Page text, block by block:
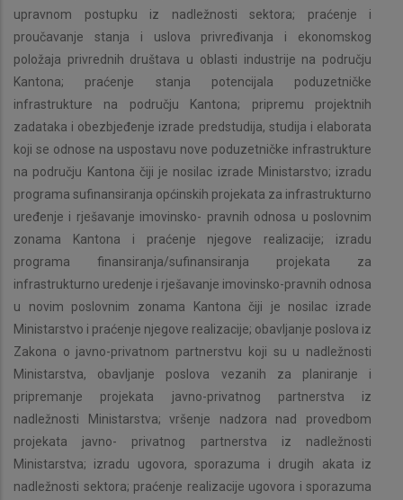
upravnom postupku iz nadležnosti sektora; praćenje i
proučavanje stanja i uslova privređivanja i ekonomskog
položaja privrednih društava u oblasti industrije na području
Kantona; praćenje stanja potencijala poduzetničke
infrastrukture na području Kantona; pripremu projektnih
zadataka i obezbjeđenje izrade predstudija, studija i elaborata
koji se odnose na uspostavu nove poduzetničke infrastrukture
na području Kantona čiji je nosilac izrade Ministarstvo; izradu
programa sufinansiranja općinskih projekata za infrastrukturno
uređenje i rješavanje imovinsko- pravnih odnosa u poslovnim
zonama Kantona i praćenje njegove realizacije; izradu
programa finansiranja/sufinansiranja projekata za
infrastrukturno uredenje i rješavanje imovinsko-pravnih odnosa
u novim poslovnim zonama Kantona čiji je nosilac izrade
Ministarstvo i praćenje njegove realizacije; obavljanje poslova iz
Zakona o javno-privatnom partnerstvu koji su u nadležnosti
Ministarstva, obavljanje poslova vezanih za planiranje i
pripremanje projekata javno-privatnog partnerstva iz
nadležnosti Ministarstva; vršenje nadzora nad provedbom
projekata javno- privatnog partnerstva iz nadležnosti
Ministarstva; izradu ugovora, sporazuma i drugih akata iz
nadležnosti sektora; praćenje realizacije ugovora i sporazuma